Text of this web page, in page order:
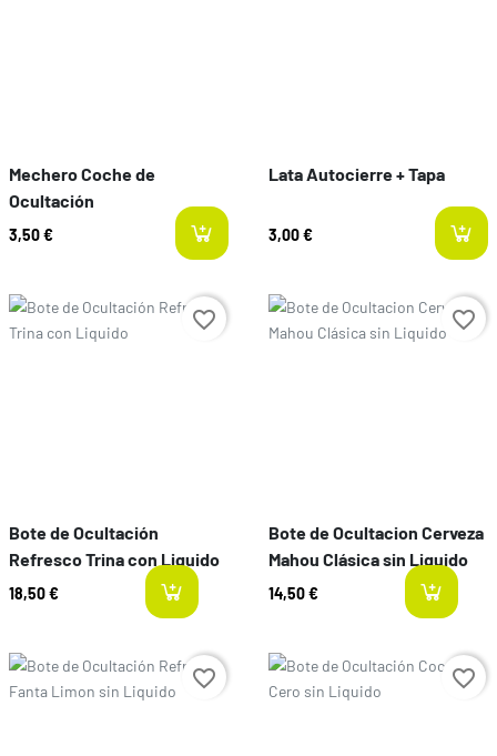
Mechero Coche de
Ocultación
3,50 €
Lata Autocierre + Tapa
3,00 €
Preço
Bote de Ocultación
Refresco Trina con Liquido
18,50 € last-items
favorite_border Preço
Bote de Ocultacion Cerveza
Mahou Clásica sin Liquido
14,50 €
favorite_border
Preço favorite_border Preço favorite_border